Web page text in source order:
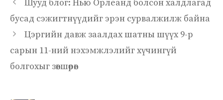
Шууд блог: Нью Орлеанд болсон халдлагад
бусад сэжигтнүүдийг эрэн сурвалжилж байна
Цэргийн давж заалдах шатны шүүх 9-р
сарын 11-ний нэхэмжлэлийг хүчингүй
болгохыг зөвшөөрөв